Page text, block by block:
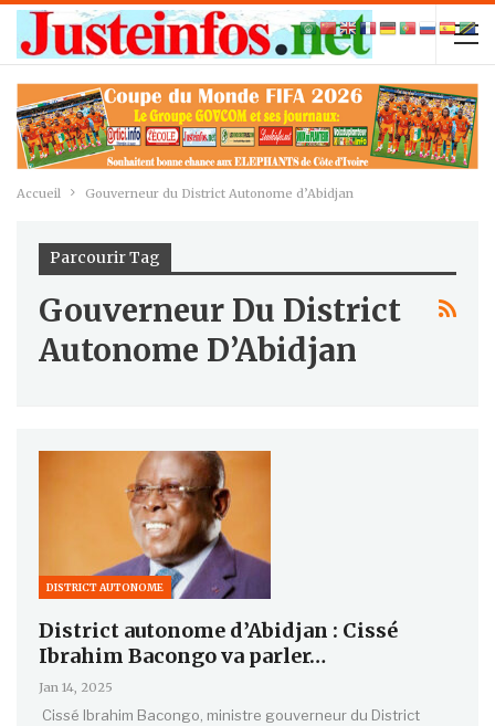
Accueil Gouverneur du District Autonome d’Abidjan
Parcourir Tag
Gouverneur Du District
Autonome D’Abidjan
DISTRICT AUTONOME
District autonome d’Abidjan : Cissé
Ibrahim Bacongo va parler…
Jan 14, 2025
Cissé Ibrahim Bacongo, ministre gouverneur du District